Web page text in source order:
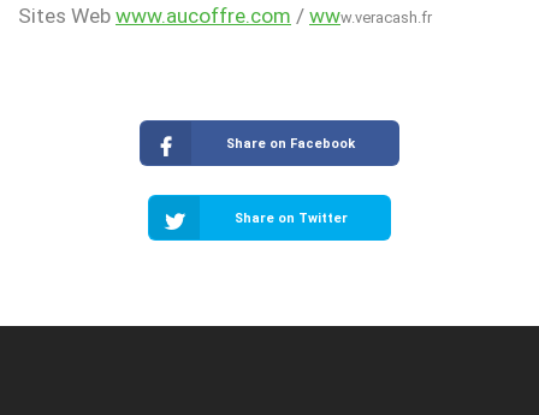
Sites Web www.aucoffre.com / www.veracash.fr
Share on Facebook
Share on Twitter